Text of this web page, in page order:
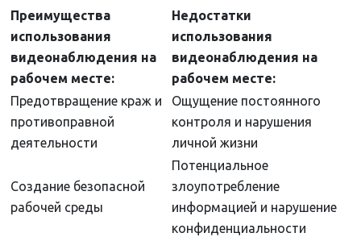
Преимущества
использования
видеонаблюдения на
рабочем месте:
Недостатки
использования
видеонаблюдения на
рабочем месте:
Предотвращение краж и
противоправной
деятельности
Ощущение постоянного
контроля и нарушения
личной жизни
Создание безопасной
рабочей среды
Потенциальное
злоупотребление
информацией и нарушение
конфиденциальности